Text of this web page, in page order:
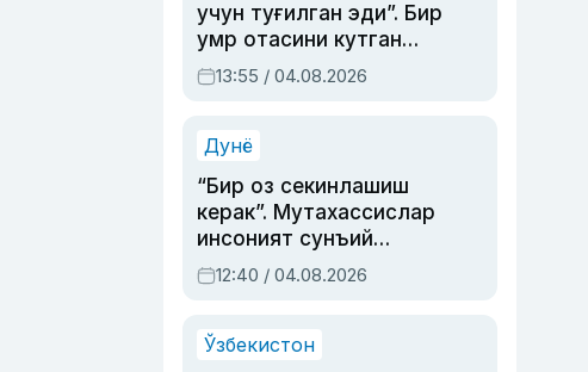
учун туғилган эди”. Бир
умр отасини кутган
актриса ва дубльяж
устаси Римма
синовларга тўла ҳаёти
13:55 / 04.08.2026
Дунё
“Бир оз секинлашиш
керак”. Мутахассислар
инсоният сунъий
интеллектни бошқара
олмай қолишидан
12:40 / 04.08.2026
Ўзбекистон